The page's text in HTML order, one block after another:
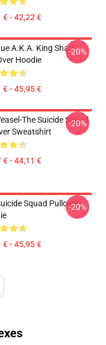
€ - 42,22 €
A.K.A. King Shark
Hoodie
€ - 45,95 €
-20%
The Suicide Squad
Sweatshirt
€ - 44,11 €
-20%
Squad Pullover
€ - 45,95 €
-20%